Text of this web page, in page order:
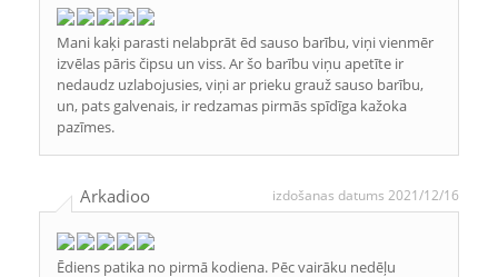
Mani kaķi parasti nelabprāt ēd sauso barību, viņi vienmēr
izvēlas pāris čipsu un viss. Ar šo barību viņu apetīte ir
nedaudz uzlabojusies, viņi ar prieku grauž sauso barību,
un, pats galvenais, ir redzamas pirmās spīdīga kažoka
pazīmes.
Arkadioo izdošanas datums 2021/12/16
Ēdiens patika no pirmā kodiena. Pēc vairāku nedēļu